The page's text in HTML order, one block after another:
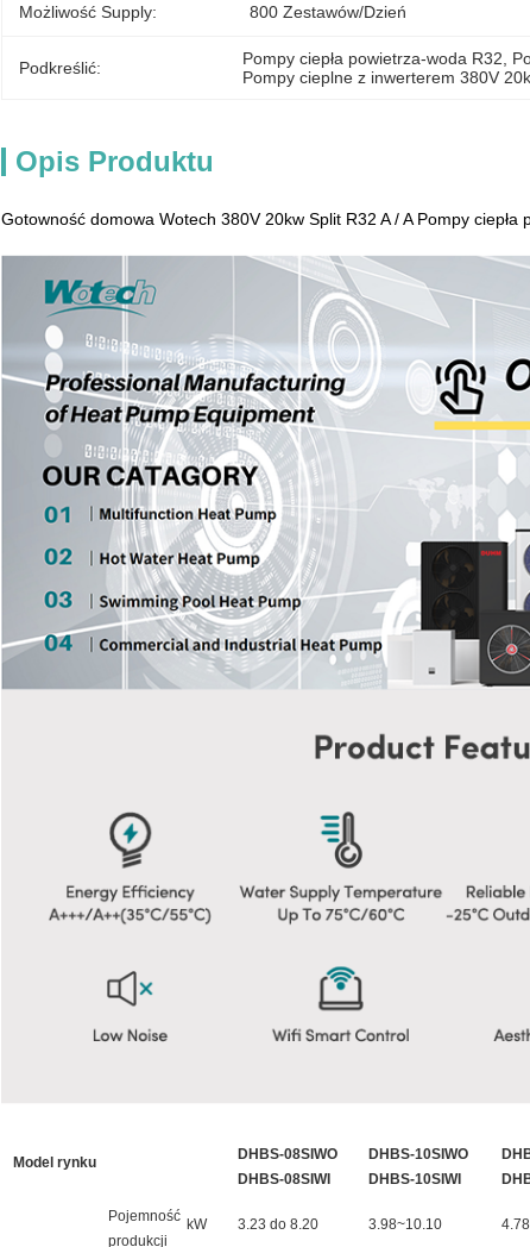
Możliwość Supply: 800 Zestawów/dzień
Podkreślić: Pompy ciepła powietrza-woda R32
Pompy cieplne z inwerterem 380V
Opis Produktu
Gotowność domowa Wotech 380V 20kw Split R32 A / A Pompy
Model rynku
DHBS-08SIWO
DHBS-08SIWI
DHBS-10SIWO
DHBS-10SIWI
Pojemność
produkcji
kW 3.23 do 8.20 3.98~10.10